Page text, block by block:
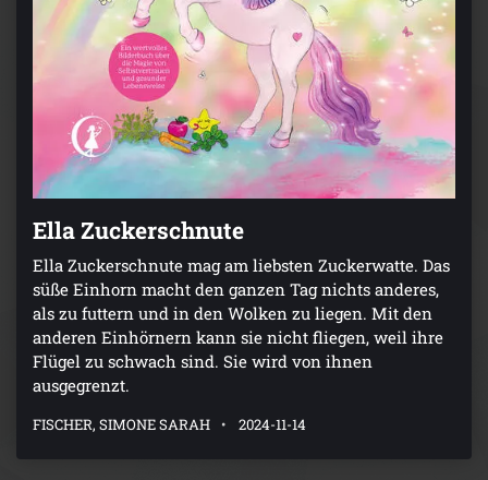
Ella Zuckerschnute
Ella Zuckerschnute mag am liebsten Zuckerwatte. Das
süße Einhorn macht den ganzen Tag nichts anderes,
als zu futtern und in den Wolken zu liegen. Mit den
anderen Einhörnern kann sie nicht fliegen, weil ihre
Flügel zu schwach sind. Sie wird von ihnen
ausgegrenzt.
FISCHER, SIMONE SARAH 2024-11-14